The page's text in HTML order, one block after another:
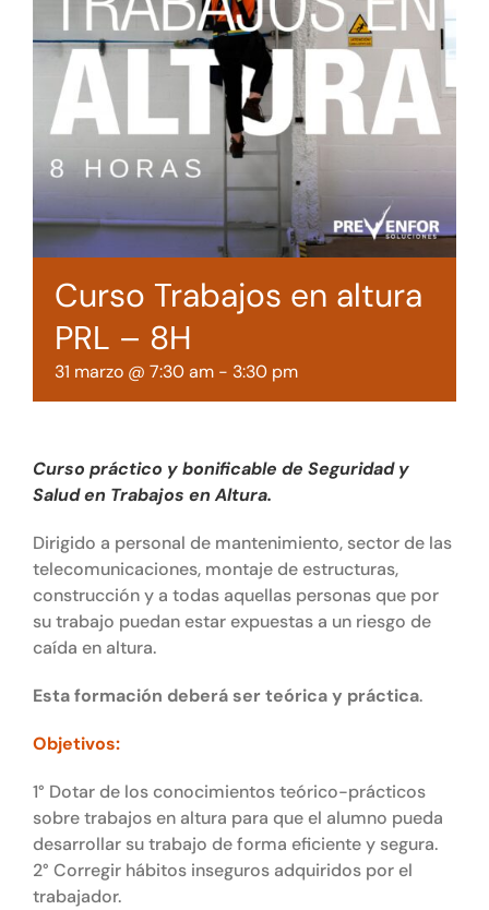
Tienda online
Contacto
Curso Trabajos en altura
PRL – 8H
31 marzo @ 7:30 am - 3:30 pm
Curso práctico y bonificable de Seguridad y
Salud en Trabajos en Altura.
Dirigido a personal de mantenimiento, sector de las
telecomunicaciones, montaje de estructuras,
construcción y a todas aquellas personas que por
su trabajo puedan estar expuestas a un riesgo de
caída en altura.
Esta formación deberá ser teórica y práctica.
Objetivos:
1° Dotar de los conocimientos teórico-prácticos
sobre trabajos en altura para que el alumno pueda
desarrollar su trabajo de forma eficiente y segura.
2° Corregir hábitos inseguros adquiridos por el
trabajador.